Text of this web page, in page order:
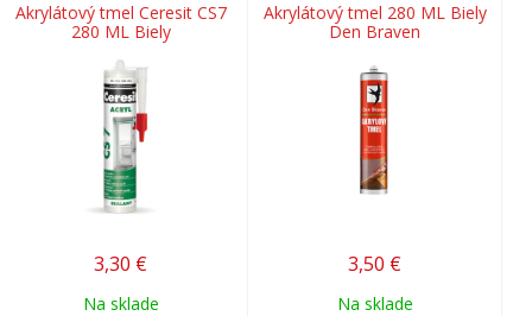
Akrylátový tmel Ceresit CS7
280 ML Biely
3,30 €
Na sklade
Akrylátový tmel 280 ML Biely
Den Braven
3,50 €
Na sklade